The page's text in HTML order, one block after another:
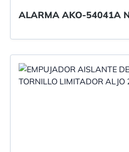
ALARMA AKO-54041A